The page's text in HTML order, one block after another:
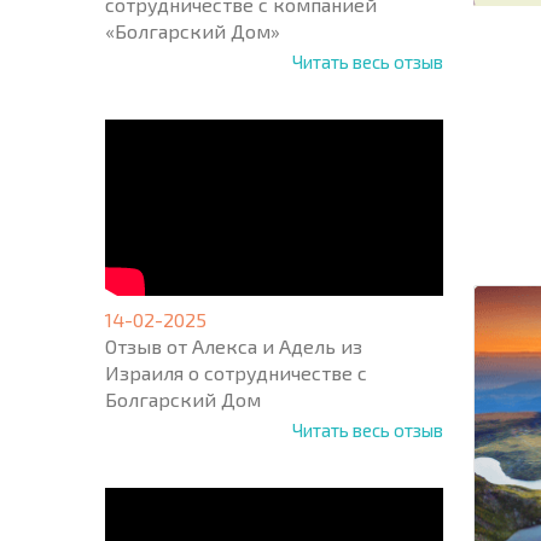
«Болгарский Дом»
Читать весь отзыв
14-02-2025
Отзыв от Алекса и Адель из
Израиля о сотрудничестве с
Болгарский Дом
Читать весь отзыв
States
+1
* Поля